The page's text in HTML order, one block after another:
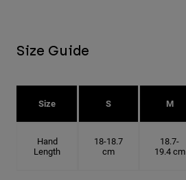
Size Guide
Size S M
Hand
Length
18-18.7
cm
18.7-
19.4 cm